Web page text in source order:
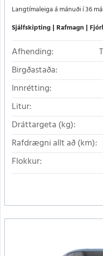
Langtímaleiga á mánuði í 36
Sjálfskipting Rafmagn
Afhending:
Birgðastaða:
Innrétting:
Litur:
Dráttargeta (kg):
Rafdrægni allt að (km):
Flokkur: